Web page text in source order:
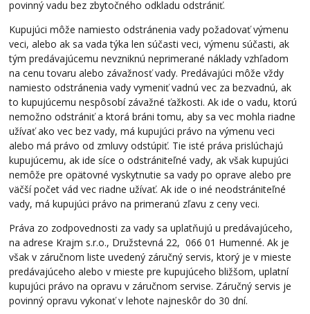
povinný vadu bez zbytočného odkladu odstrániť.
Kupujúci môže namiesto odstránenia vady požadovať výmenu
veci, alebo ak sa vada týka len súčasti veci, výmenu súčasti, ak
tým predávajúcemu nevzniknú neprimerané náklady vzhľadom
na cenu tovaru alebo závažnosť vady. Predávajúci môže vždy
namiesto odstránenia vady vymeniť vadnú vec za bezvadnú, ak
to kupujúcemu nespôsobí závažné ťažkosti. Ak ide o vadu, ktorú
nemožno odstrániť a ktorá bráni tomu, aby sa vec mohla riadne
užívať ako vec bez vady, má kupujúci právo na výmenu veci
alebo má právo od zmluvy odstúpiť. Tie isté práva prislúchajú
kupujúcemu, ak ide síce o odstrániteľné vady, ak však kupujúci
nemôže pre opätovné vyskytnutie sa vady po oprave alebo pre
väčší počet vád vec riadne užívať. Ak ide o iné neodstrániteľné
vady, má kupujúci právo na primeranú zľavu z ceny veci.
Práva zo zodpovednosti za vady sa uplatňujú u predávajúceho,
na adrese Krajm s.r.o., Družstevná 22, 066 01 Humenné. Ak je
však v záručnom liste uvedený záručný servis, ktorý je v mieste
predávajúceho alebo v mieste pre kupujúceho bližšom, uplatní
kupujúci právo na opravu v záručnom servise. Záručný servis je
povinný opravu vykonať v lehote najneskôr do 30 dní.